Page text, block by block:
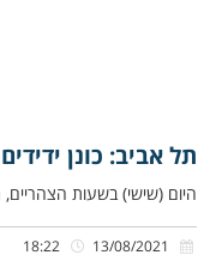
תל אביב: כונן
היום (שישי) בשעות הצהריים,